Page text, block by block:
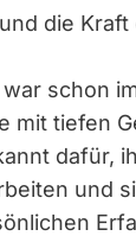
die
schon
mit tiefen
dafür,
und